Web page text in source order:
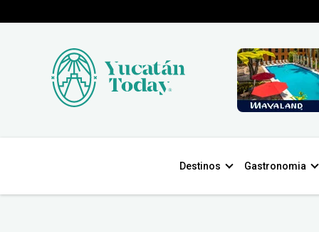
Destinos Gastronomia